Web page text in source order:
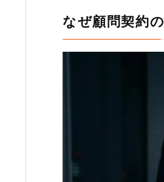
なぜ顧問契約